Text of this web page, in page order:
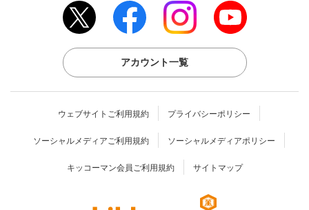
アカウント一覧
ウェブサイトご利用規約 プライバシーポリシー
ソーシャルメディアご利用規約 ソーシャルメディアポリシー
キッコーマン会員ご利用規約 サイトマップ